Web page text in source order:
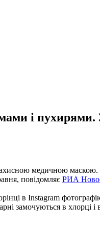
і пухирями.
захисною медичною
повідомляє РИА
в Instagram
замочуються в хлорці і